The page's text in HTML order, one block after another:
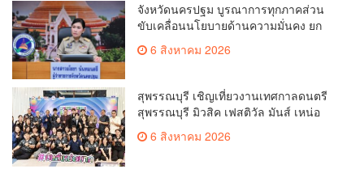
จังหวัดนครปฐม บูรณาการทุกภาคส่วน
ขับเคลื่อนนโยบายด้านความมั่นคง ยก
ระดับการป้องกันอาชญากรรมทาง
เทคโนโลยี
6 สิงหาคม 2026
สุพรรณบุรี เชิญเที่ยวงานเทศกาลดนตรี
สุพรรณบุรี มิวสิค เฟสติวัล มันส์ เหน่อ
มาก6 สิงหาคม 2026